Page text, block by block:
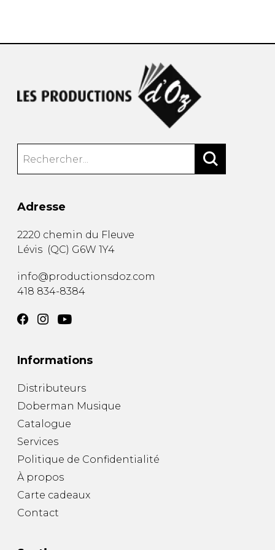
Adresse
2220 chemin du Fleuve
Lévis (QC) G6W 1Y4
info@productionsdoz.com
418 834-8384
Informations
Distributeurs
Doberman Musique
Catalogue
Services
Politique de Confidentialité
À propos
Carte cadeaux
Contact